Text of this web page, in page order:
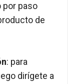
por paso
de
: para
dirígete a